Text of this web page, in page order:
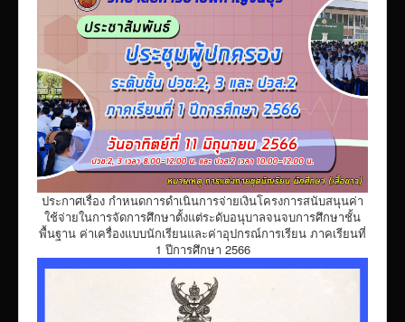
ติดต่อวิทยาลัย
แบบประเมินครูผู้สอน
ห้องสมุดอิเล็กทรอนิกส์
ศูนย์ซ่อมสร้างเพื่อชุมชน FixitCenter
รวม Link หน้าเว็บ QRCode
กฎหมายด้านการศึกษา
ร้องเรียน/ร้องทุกข์/สอบถามรายละเอียด
e-learning(sandbox)
เผยแพร่ผลงานวิชาการ
ข้อมูลเปิดเผยต่อสาธารณะ ita 2569
ประกาศเรื่อง กำหนดการดำเนินการจ่ายเงินโครงการสนับสนุนค่า
ใช้จ่ายในการจัดการศึกษาตั้งแต่ระดับอนุบาลจนจบการศึกษาชั้น
พื้นฐาน ค่าเครื่องแบบนักเรียนและค่าอุปกรณ์การเรียน ภาคเรียนที่
1 ปีการศึกษา 2566